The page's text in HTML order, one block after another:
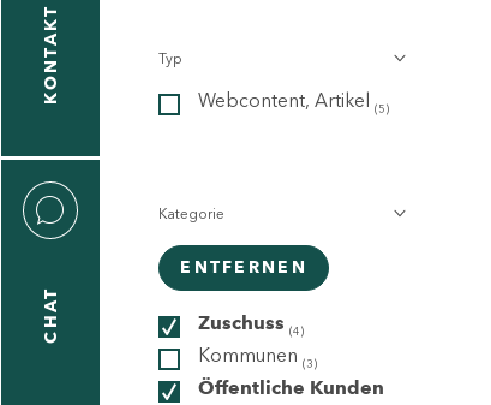
KONTAKT
CHAT
Typ
Webcontent, Artikel (5)
Kategorie
ENTFERNEN
Zuschuss (4)
Kommunen (3)
Öffentliche Kunden